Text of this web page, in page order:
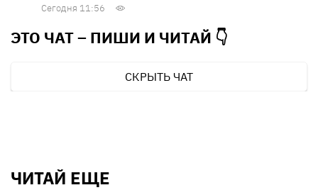
Сегодня 11:56
ЭТО ЧАТ – ПИШИ И ЧИТАЙ 👇
СКРЫТЬ ЧАТ
ЧИТАЙ ЕЩЕ